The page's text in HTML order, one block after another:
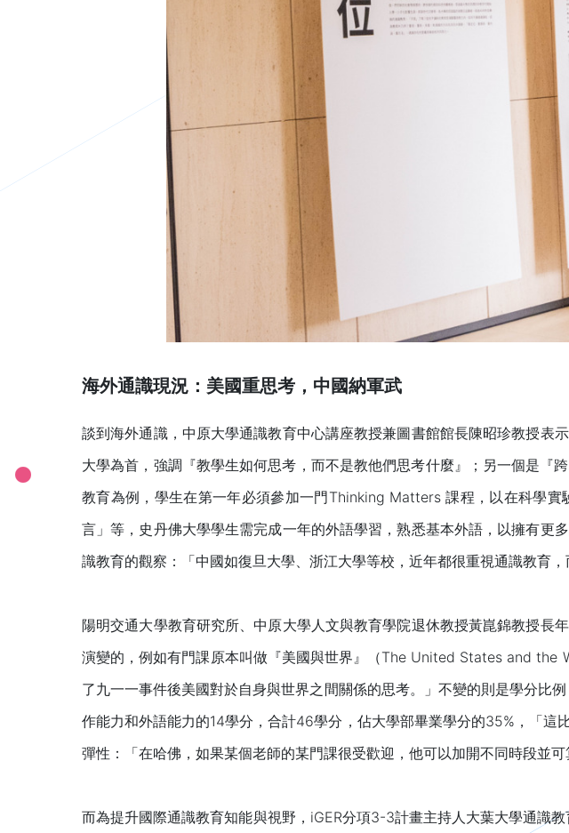
海外通識現況：美國重思考，中國納軍武
談到海外通識，中原大學通識教育中心講座教授兼圖書館館長陳昭珍教授表
大學為首，強調『教學生如何思考，而不是教他們思考什麼』；另一個是
教育為例，學生在第一年必須參加一門Thinking Matters 課程，以在科學
言」等，史丹佛大學學生需完成一年的外語學習，熟悉基本外語，以擁有更
識教育的觀察：「中國如復旦大學、浙江大學等校，近年都很重視通識教育，
陽明交通大學教育研究所、中原大學人文與教育學院退休教授黃崑錦教授長
演變的，例如有門課原本叫做『美國與世界』（The United States and
了九一一事件後美國對於自身與世界之間關係的思考。」不變的則是學分比
作能力和外語能力的14學分，合計46學分，佔大學部畢業學分的35%，「
彈性：「在哈佛，如果某個老師的某門課很受歡迎，他可以加開不同時段並
而為提升國際通識教育知能與視野，iGER分項3-3計畫主持人大葉大學通識